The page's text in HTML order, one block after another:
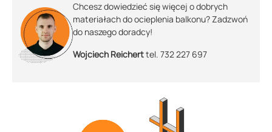
Chcesz dowiedzieć się więcej o dobrych
materiałach do ocieplenia balkonu? Zadzwoń
do naszego doradcy!
Wojciech Reicherttel. 732 227 697